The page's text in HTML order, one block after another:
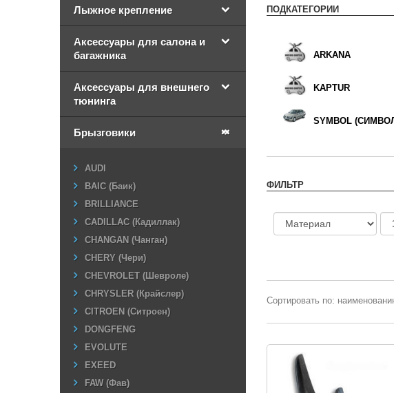
Лыжное крепление
Аксессуары для салона и
багажника
Аксессуары для внешнего
тюнинга
Брызговики
AUDI
BAIC (Баик)
BRILLIANCE
CADILLAC (Кадиллак)
CHANGAN (Чанган)
CHERY (Чери)
CHEVROLET (Шевроле)
CHRYSLER (Крайслер)
CITROEN (Ситроен)
DONGFENG
EVOLUTE
EXEED
FAW (Фав)
ПОДКАТЕГОРИИ
ARKANA
KAPTUR
SYMBOL
ФИЛЬТР
Сортировать по: